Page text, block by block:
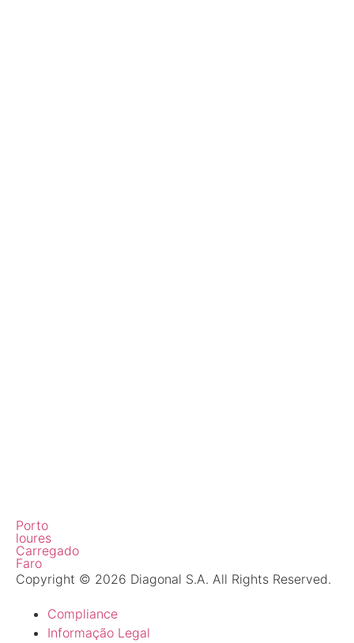
Porto
loures
Carregado
Faro
Copyright © 2026 Diagonal S.A. All Rights Reserved.
Compliance
Informação Legal